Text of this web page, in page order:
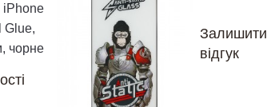
iPhone
Glue,
чорне
Залишити
відгук